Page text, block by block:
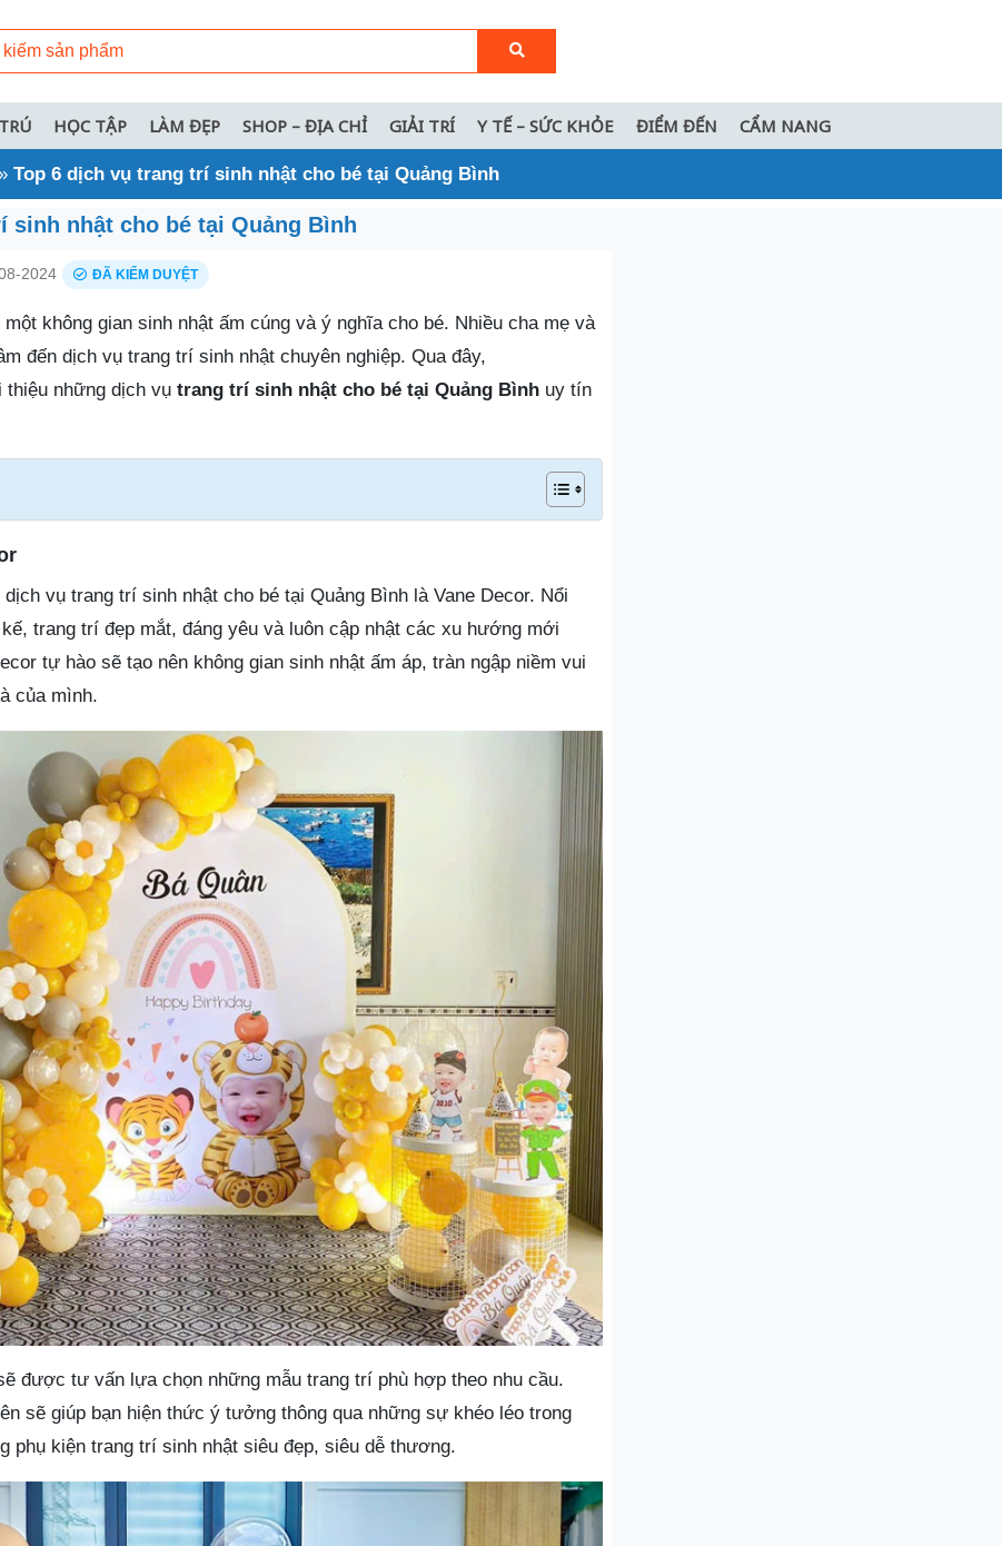
HỌC TẬP LÀM ĐẸP SHOP – ĐỊA CHỈ GIẢI TRÍ Y TẾ – SỨC KHỎE ĐIỂM ĐẾN CẨM NANG
Top 6 dịch vụ trang trí sinh nhật cho bé tại Quảng Bình
sinh nhật cho bé tại Quảng Bình
2024 ĐÃ KIỂM DUYỆT
không gian sinh nhật ấm cúng và ý nghĩa cho bé. Nhiều cha mẹ và
đến dịch vụ trang trí sinh nhật chuyên nghiệp. Qua đây,
thiệu những dịch vụ trang trí sinh nhật cho bé tại Quảng Bình uy tín
vụ trang trí sinh nhật cho bé tại Quảng Bình là Vane Decor. Nổi
trang trí đẹp mắt, đáng yêu và luôn cập nhật các xu hướng mới
tự hào sẽ tạo nên không gian sinh nhật ấm áp, tràn ngập niềm vui
của mình.
được tư vấn lựa chọn những mẫu trang trí phù hợp theo nhu cầu.
sẽ giúp bạn hiện thức ý tưởng thông qua những sự khéo léo trong
phụ kiện trang trí sinh nhật siêu đẹp, siêu dễ thương.